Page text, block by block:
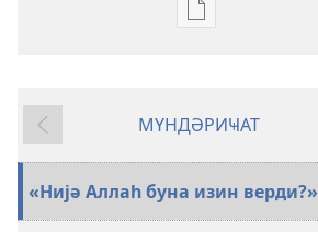
Електрон
параметрләр
Аллаһ
Әввәлки
МҮНДӘРИҸАТ
«Нијә Аллаһ буна изин верди?»